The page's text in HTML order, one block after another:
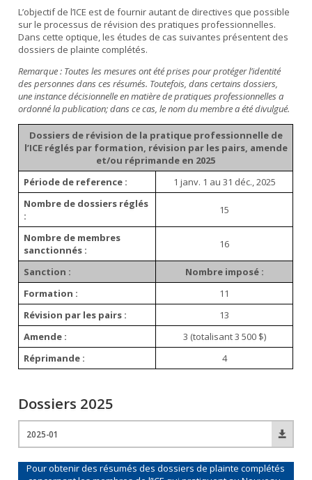
L’objectif de l’ICE est de fournir autant de directives que possible
sur le processus de révision des pratiques professionnelles.
Dans cette optique, les études de cas suivantes présentent des
dossiers de plainte complétés.
Remarque : Toutes les mesures ont été prises pour protéger l’identité
des personnes dans ces résumés. Toutefois, dans certains dossiers,
une instance décisionnelle en matière de pratiques professionnelles a
ordonné la publication; dans ce cas, le nom du membre a été divulgué.
Dossiers de révision de la pratique professionnelle de
l’ICE réglés par formation, révision par les pairs, amende
et/ou réprimande en 2025
Période de reference :
1 janv. 1 au 31 déc., 2025
Nombre de dossiers réglés
:
15
Nombre de membres
sanctionnés :
16
Sanction :
Nombre imposé :
Formation :
11
Révision par les pairs :
13
Amende :
3 (totalisant 3 500 $)
Réprimande :
4
Dossiers 2025
2025-01
Pour obtenir des résumés des dossiers de plainte complétés